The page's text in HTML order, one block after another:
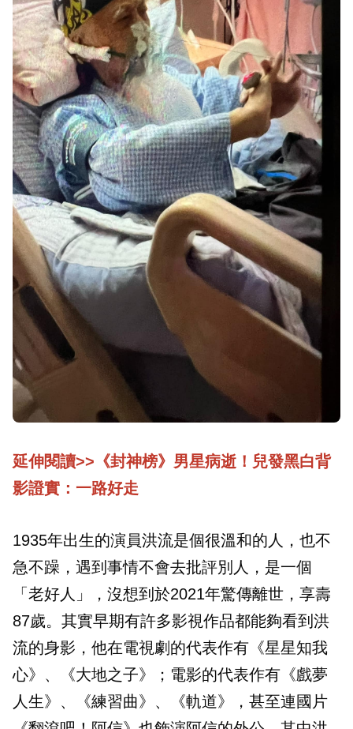
延伸閱讀>>《封神榜》男星病逝！兒發黑白背
影證實：一路好走
1935年出生的演員洪流是個很溫和的人，也不
急不躁，遇到事情不會去批評別人，是一個
「老好人」，沒想到於2021年驚傳離世，享壽
87歲。其實早期有許多影視作品都能夠看到洪
流的身影，他在電視劇的代表作有《星星知我
心》、《大地之子》；電影的代表作有《戲夢
人生》、《練習曲》、《軌道》，甚至連國片